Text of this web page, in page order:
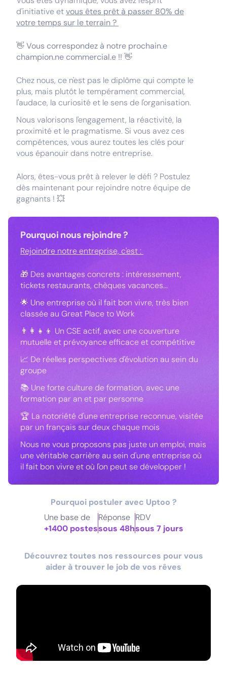
d'initiative etvous êtes prêt à passer 80% de
votre temps sur le terrain ?
👋Vous correspondez à notre prochain.e
champion.ne commercial.e !! 👋
Chez nous, ce n'est pas le diplôme qui compte le
plus, mais plutôt le tempérament commercial,
l'audace, la curiosité et le sens de l'organisation.
Nous valorisons l'engagement, la réactivité, la
proximité et le pragmatisme. Si vous avez ces
compétences, vous aurez toutes les clés pour
vous épanouir dans notre entreprise.
Alors, êtes-vous prêt à relever le défi ? Postulez
dès maintenant pour rejoindre notre équipe de
gagnants ! 💥
Pourquoi nous rejoindre ?
Rejoindre notre entreprise, c'est :
🎁 Des avantages concrets : intéressement,
tickets restaurants, chèques vacances...
🌟 Une entreprise où il fait bon vivre, très bien
classée au Great Place to Work
👨‍👩‍👧‍👦 Un CSE actif, avec une couverture
mutuelle et prévoyance efficace et compétitive
📈 De réelles perspectives d'évolution au sein du
groupe
📚 Une forte culture de formation, avec une
formation par an et par personne
🏆 La notoriété d'une entreprise reconnue, visitée
par un français sur deux chaque mois
Nous ne vous proposons pas juste un emploi, mais
une véritable carrière au sein d'une entreprise où
il fait bon vivre et où l'on peut se développer !
Pourquoi postuler avec Uptoo ?
Une base de
+1400 postes
Réponse
sous 48h
RDV
sous 7 jours
Découvrez toutes nos ressources pour vous
aider à trouver le job de vos rêves